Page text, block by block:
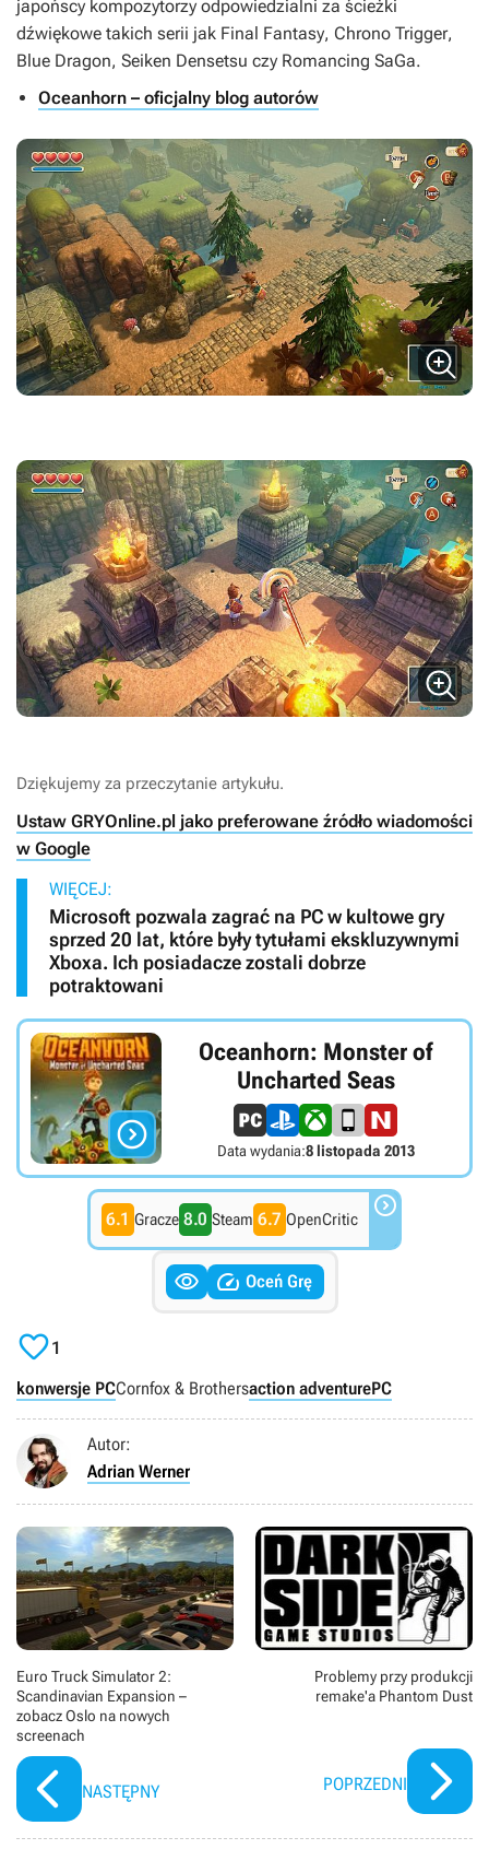
japońscy kompozytorzy odpowiedzialni za ścieżki
dźwiękowe takich serii jak Final Fantasy, Chrono Trigger,
Blue Dragon, Seiken Densetsu czy Romancing SaGa.
Oceanhorn – oficjalny blog autorów
Dziękujemy za przeczytanie artykułu.
Ustaw GRYOnline.pl jako preferowane źródło wiadomości
w Google
WIĘCEJ:
Microsoft pozwala zagrać na PC w kultowe gry
sprzed 20 lat, które były tytułami ekskluzywnymi
Xboxa. Ich posiadacze zostali dobrze
potraktowani

Oceanhorn: Monster of
Uncharted Seas
Data wydania:8 listopada 2013
6.1 Gracze 8.0 Steam 6.7 OpenCritic 
  Oceń Grę
1
konwersje PCCornfox & Brothersaction adventurePC
Autor:
Adrian Werner
Euro Truck Simulator 2:
Scandinavian Expansion –
zobacz Oslo na nowych
screenach
NASTĘPNY
Problemy przy produkcji
remake'a Phantom Dust
POPRZEDNI